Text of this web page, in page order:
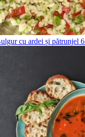
cu ardei și pătrunjel 6